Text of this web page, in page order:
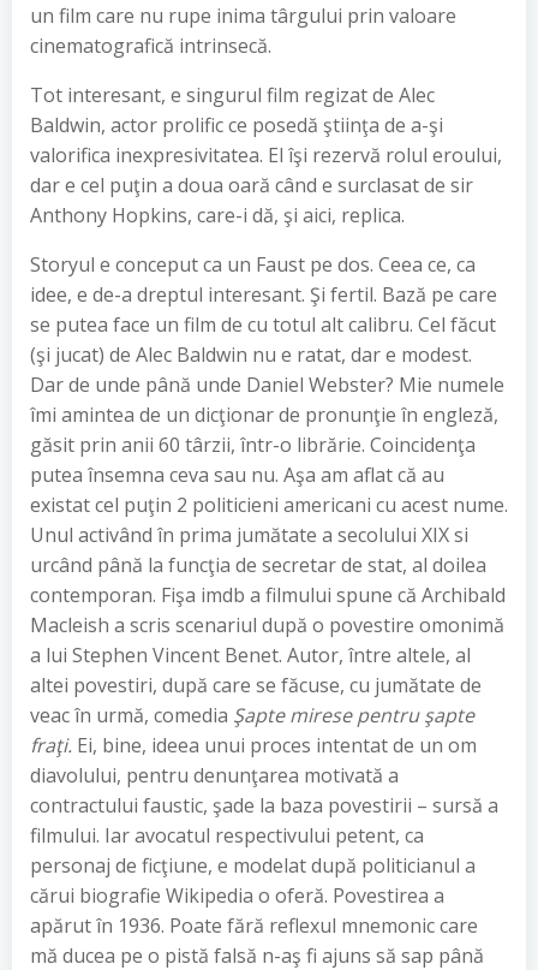
un film care nu rupe inima târgului prin valoare
cinematografică intrinsecă.
Tot interesant, e singurul film regizat de Alec
Baldwin, actor prolific ce posedă ştiinţa de a-şi
valorifica inexpresivitatea. El îşi rezervă rolul eroului,
dar e cel puţin a doua oară când e surclasat de sir
Anthony Hopkins, care-i dă, şi aici, replica.
Storyul e conceput ca un Faust pe dos. Ceea ce, ca
idee, e de-a dreptul interesant. Şi fertil. Bază pe care
se putea face un film de cu totul alt calibru. Cel făcut
(şi jucat) de Alec Baldwin nu e ratat, dar e modest.
Dar de unde până unde Daniel Webster? Mie numele
îmi amintea de un dicţionar de pronunţie în engleză,
găsit prin anii 60 târzii, într-o librărie. Coincidenţa
putea însemna ceva sau nu. Aşa am aflat că au
existat cel puţin 2 politicieni americani cu acest nume.
Unul activând în prima jumătate a secolului XIX si
urcând până la funcţia de secretar de stat, al doilea
contemporan. Fişa imdb a filmului spune că Archibald
Macleish a scris scenariul după o povestire omonimă
a lui Stephen Vincent Benet. Autor, între altele, al
altei povestiri, după care se făcuse, cu jumătate de
veac în urmă, comedia Şapte mirese pentru şapte
fraţi. Ei, bine, ideea unui proces intentat de un om
diavolului, pentru denunţarea motivată a
contractului faustic, şade la baza povestirii – sursă a
filmului. Iar avocatul respectivului petent, ca
personaj de ficţiune, e modelat după politicianul a
cărui biografie Wikipedia o oferă. Povestirea a
apărut în 1936. Poate fără reflexul mnemonic care
mă ducea pe o pistă falsă n-aş fi ajuns să sap până